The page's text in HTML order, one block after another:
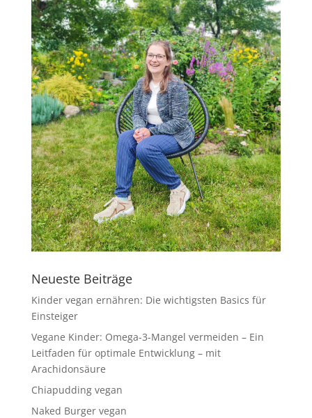
Neueste Beiträge
Kinder vegan ernähren: Die wichtigsten Basics für
Einsteiger
Vegane Kinder: Omega-3-Mangel vermeiden – Ein
Leitfaden für optimale Entwicklung – mit
Arachidonsäure
Chiapudding vegan
Naked Burger vegan